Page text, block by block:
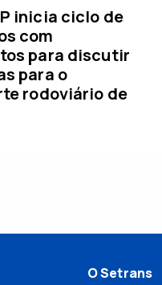
inicia ciclo de
com
para discutir
para o
rodoviário de
O Setrans